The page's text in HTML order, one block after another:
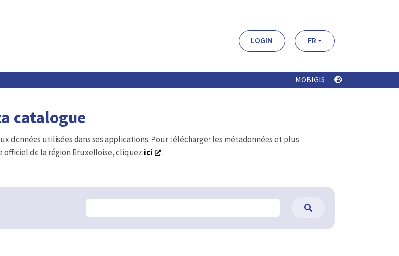
LOGIN FR
MOBIGIS
catalogue
données utilisées dans ses applications. Pour télécharger les métadonnées et plus
officiel de la région Bruxelloise, cliquez ici .